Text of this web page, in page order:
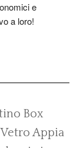
e
a loro!
Box
Appia